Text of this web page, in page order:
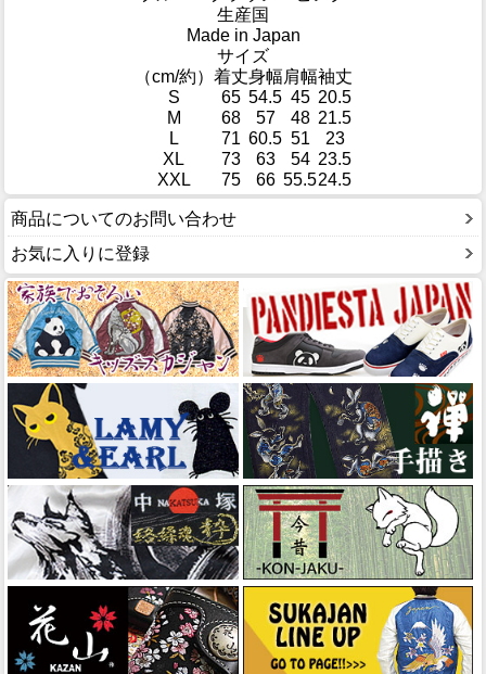
生産国
Made in Japan
サイズ
（cm/約） 着丈身幅肩幅袖丈
S
65 54.5 45 20.5
M
68 57 48 21.5
L
71 60.5 51
23
XL
73 63 54 23.5
XXL
75 66 55.524.5
商品についてのお問い合わせ
お気に入りに登録